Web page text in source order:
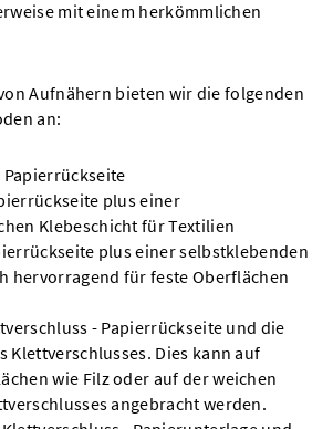
mit einem herkömmlichen
Aufnähern bieten wir die folgenden
an:
plus einer
Klebeschicht für Textilien
plus einer selbstklebenden
hervorragend für feste Oberflächen
- Papierrückseite und die
Klettverschlusses. Dies kann auf
wie Filz oder auf der weichen
angebracht werden.